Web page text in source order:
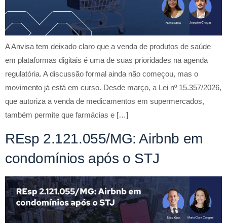
A Anvisa tem deixado claro que a venda de produtos de saúde
em plataformas digitais é uma de suas prioridades na agenda
regulatória. A discussão formal ainda não começou, mas o
movimento já está em curso. Desde março, a Lei nº 15.357/2026,
que autoriza a venda de medicamentos em supermercados,
também permite que farmácias e […]
REsp 2.121.055/MG: Airbnb em
condomínios após o STJ